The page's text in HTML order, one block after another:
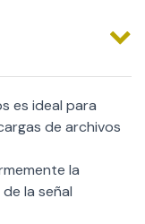
es ideal para
de archivos
la
la señal